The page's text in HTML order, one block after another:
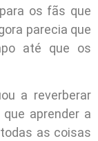
os fãs que
parecia que
até que os
a reverberar
aprender a
as coisas